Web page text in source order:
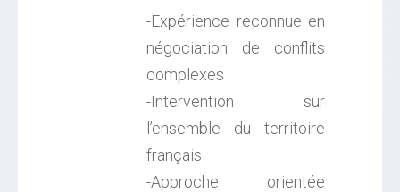
-Expérience reconnue en
négociation de conflits
complexes
-Intervention sur
l’ensemble du territoire
français
-Approche orientée